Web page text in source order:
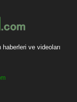
ve videoları